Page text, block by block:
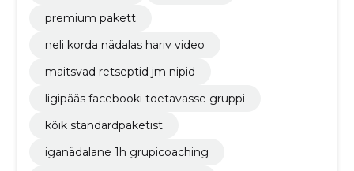
premium pakett
neli korda nädalas hariv video
maitsvad retseptid jm nipid
ligipääs facebooki toetavasse gruppi
kõik standardpaketist
iganädalane 1h grupicoaching